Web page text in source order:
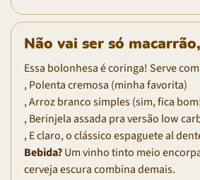
Não vai ser só
Essa bolonhesa é coringa! Serve
, Polenta cremosa (minha favorita)
, Arroz branco simples (sim, fica
, Berinjela assada pra versão low
, E claro, o clássico espaguete al
Bebida?Um vinho tinto meio
cerveja escura combina demais.